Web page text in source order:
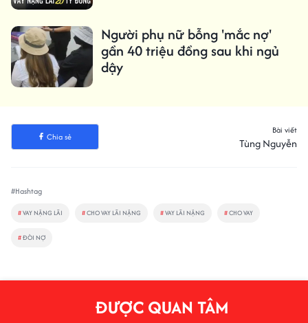
Người phụ nữ bỗng 'mắc nợ'
gần 40 triệu đồng sau khi ngủ
dậy
Chia sẻ
Bài viết
Tùng Nguyễn
#Hashtag
#VAY NẶNG LÃI #CHO VAY LÃI NẶNG #VAY LÃI NẶNG #CHO VAY
#ĐÒI NỢ
ĐƯỢC QUAN TÂM